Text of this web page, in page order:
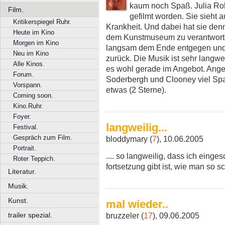
Film.
Kritikerspiegel Ruhr.
Heute im Kino
Morgen im Kino
Neu im Kino
Alle Kinos.
Forum.
Vorspann.
Coming soon.
Kino.Ruhr.
Foyer.
Festival.
Gespräch zum Film.
Portrait.
Roter Teppich.
Literatur.
Musik.
Kunst.
trailer spezial.
kaum noch Spaß. Julia
gefilmt worden. Sie sieht
Krankheit. Und dabei hat sie
dem Kunstmuseum zu
langsam dem Ende entgegen
zurück. Die Musik ist sehr
es wohl gerade im Angebot.
Soderbergh und Clooney viel
etwas (2 Sterne).
langweilig...
bloddymary (7), 10.06.2005
.... so langweilig, dass ich
fortsetzung gibt ist, wie man so
mal wieder..
bruzzeler (17), 09.06.2005